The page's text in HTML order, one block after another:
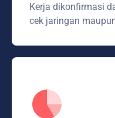
Kerja dikonfirmasi
cek jaringan